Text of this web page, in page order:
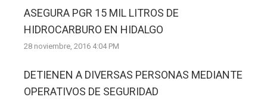
ASEGURA PGR 15 MIL LITROS DE
HIDROCARBURO EN HIDALGO
28 noviembre, 2016 4:04 PM
DETIENEN A DIVERSAS PERSONAS MEDIANTE
OPERATIVOS DE SEGURIDAD